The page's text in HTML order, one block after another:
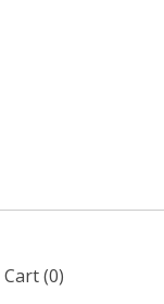
Cart (0)